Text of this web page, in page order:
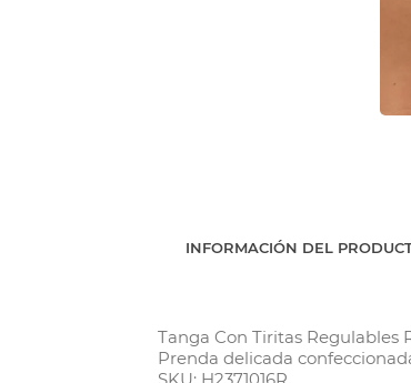
INFORMACIÓN DEL
Tanga Con Tiritas Regulables
Prenda delicada